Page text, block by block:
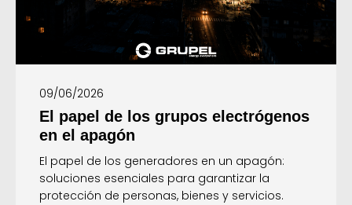
09/06/2026
El papel de los grupos electrógenos
en el apagón
El papel de los generadores en un apagón:
soluciones esenciales para garantizar la
protección de personas, bienes y servicios.